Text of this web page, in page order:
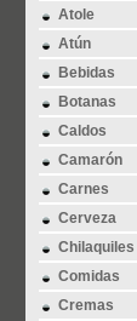
Atole
Atún
Bebidas
Botanas
Caldos
Camarón
Carnes
Cerveza
Chilaquiles
Comidas
Cremas